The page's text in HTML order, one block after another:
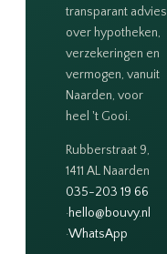
transparant advies
over hypotheken,
verzekeringen en
vermogen, vanuit
Naarden, voor
heel 't Gooi.
Rubberstraat 9,
1411 AL Naarden
035-203 19 66
·hello@bouvy.nl
·WhatsApp